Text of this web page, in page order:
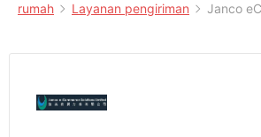
rumah Layanan pengiriman Janco